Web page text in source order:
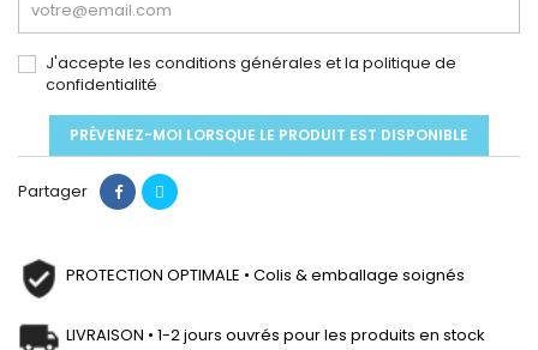
J'accepte les conditions générales et la politique de
confidentialité
PRÉVENEZ-MOI LORSQUE LE PRODUIT EST DISPONIBLE
Partager
PROTECTION OPTIMALE • Colis & emballage soignés
LIVRAISON • 1-2 jours ouvrés pour les produits en stock